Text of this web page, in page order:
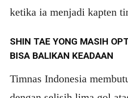
ketika ia menjadi kapten
SHIN TAE YONG MASIH
BISA BALIKAN KEADAAN
Timnas Indonesia